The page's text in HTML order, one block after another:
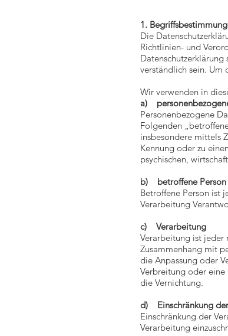
1.
Die
Richtlinien- und
verständlich sein. Um
Wir verwenden in
a)
Personenbezogene
Folgenden
insbesondere mittels
Kennung oder zu
psychischen,
b) betroffene Person
Betroffene Person ist
Verarbeitung
c) Verarbeitung
Verarbeitung ist jeder
Zusammenhang mit
die Anpassung oder
Verbreitung oder
die Vernichtung.
d) Einschränkung
Einschränkung der
Verarbeitung